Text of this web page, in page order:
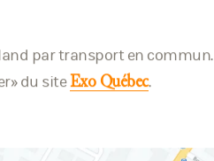
par transport en commun.
du siteExo Québec.